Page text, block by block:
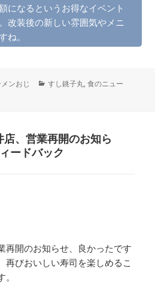
になるというお得なイベント
改装後の新しい雰囲気やメニ
ね。
ンおじ
カ
すし銚子丸,食のニュー
店、営業再開のお知ら
ードバック
再開のお知らせ、良かったです
再びおいしい寿司を楽しめるこ